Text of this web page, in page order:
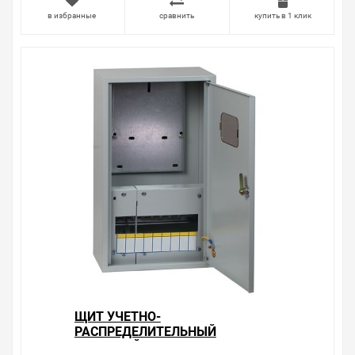
Производитель оставляет за собой право изменять
внешний вид, технические характеристики и
Цена на Щит учетно-распределительный навесной
ЩУРн 3/18 (Э) (500х340х120) IP31 EKF PROxima , у нас
всегда одни из лучших. Сравните с прайсом в других
магазинах, и вы поймете, что у нас оптимальное
соотношение цены, качества и ассортимента.
Перечень товаров, которые мы продаем, насчитывает
десятки тысяч позиций. На сайте можно найти как
товары, пользующиеся повышенным спросом, так и
то, что в других магазинах купить сложно.
Ассортимент – это то, чему мы уделяем особое
внимание. Кроме того, ставка делается на
безопасность и качество продукции. Так же цена - 2
037.14 ₽ может быть для Вас и ниже так как у нас
действуют хорошие скидки для оптовых покупателей.
Мы предлагаем большой выбор товаров из категории
(ЩУРн) IP31 EKF
по хорошим ценам. Уверены, что вы найдете на нашем
в избранные сравнить купить в 1 клик
ЩИТ УЧЕТНО-
РАСПРЕДЕЛИТЕЛЬНЫЙ